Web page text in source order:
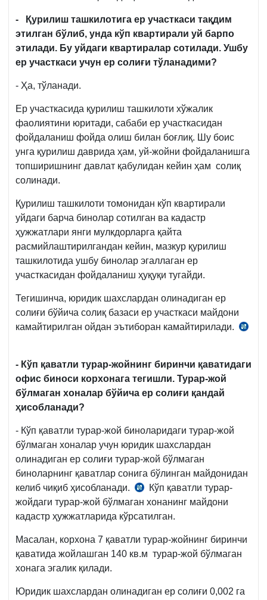
- Қурилиш ташкилотига ер участкаси тақдим
этилган бўлиб, унда кўп квартирали уй барпо
этилади. Бу уйдаги квартиралар сотилади. Ушбу
ер участкаси учун ер солиғи тўланадими?
- Ҳа, тўланади.
Ер участкасида қурилиш ташкилоти хўжалик
фаолиятини юритади, сабаби ер участкасидан
фойдаланиш фойда олиш билан боғлиқ. Шу боис
унга қурилиш даврида ҳам, уй-жойни фойдаланишга
топширишнинг давлат қабулидан кейин ҳам солиқ
солинади.
Қурилиш ташкилоти томонидан кўп квартирали
уйдаги барча бинолар сотилган ва кадастр
ҳужжатлари янги мулкдорларга қайта
расмийлаштирилгандан кейин, мазкур қурилиш
ташкилотида ушбу бинолар эгаллаган ер
участкасидан фойдаланиш ҳуқуқи тугайди.
Тегишинча, юридик шахслардан олинадиган ер
солиғи бўйича солиқ базаси ер участкаси майдони
камайтирилган ойдан эътиборан камайтирилади.
- Кўп қаватли турар-жойнинг биринчи қаватидаги
офис биноси корхонага тегишли. Турар-жой
бўлмаган хоналар бўйича ер солиғи қандай
ҳисобланади?
- Кўп қаватли турар-жой биноларидаги турар-жой
бўлмаган хоналар учун юридик шахслардан
олинадиган ер солиғи турар-жой бўлмаган
биноларнинг қаватлар сонига бўлинган майдонидан
келиб чиқиб ҳисобланади.
09.12.2019
й.
ЎРҚ-589-
Қонунига
изоҳ
Кўп қаватли турар-
жойдаги турар-жой бўлмаган хонанинг майдони
кадастр ҳужжатларида кўрсатилган.
Масалан, корхона 7 қаватли турар-жойнинг биринчи
қаватида жойлашган 140 кв.м турар-жой бўлмаган
хонага эгалик қилади.
Юридик шахслардан олинадиган ер солиғи 0,002 га